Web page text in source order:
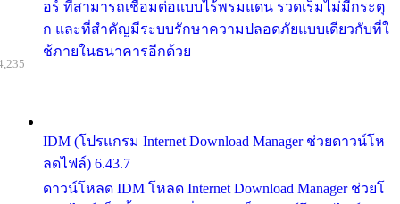
อร์ ที่สามารถเชื่อมต่อแบบไร้พรมแดน รวดเร็มไม่มีกระตุ
ก และที่สำคัญมีระบบรักษาความปลอดภัยแบบเดียวกับที่ใ
ช้ภายในธนาคารอีกด้วย
IDM (โปรแกรม Internet Download Manager ช่วยดาวน์โห
ลดไฟล์) 6.43.7
ดาวน์โหลด IDM โหลด Internet Download Manager ช่วยโ